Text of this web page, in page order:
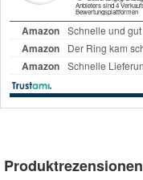
Produktrezensionen